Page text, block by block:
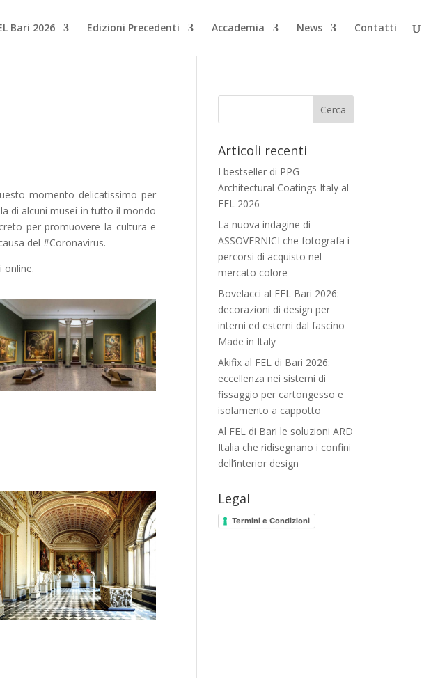
Bari 2026 Edizioni Precedenti Accademia News Contatti
momento delicatissimo per
di alcuni musei in tutto il mondo
per promuovere la cultura e
del #Coronavirus.
online.
Articoli recenti
I bestseller di PPG
Architectural Coatings Italy al
FEL 2026
La nuova indagine di
ASSOVERNICI che fotografa i
percorsi di acquisto nel
mercato colore
Bovelacci al FEL Bari 2026:
decorazioni di design per
interni ed esterni dal fascino
Made in Italy
Akifix al FEL di Bari 2026:
eccellenza nei sistemi di
fissaggio per cartongesso e
isolamento a cappotto
Al FEL di Bari le soluzioni ARD
Italia che ridisegnano i confini
dell’interior design
Legal
Termini e Condizioni